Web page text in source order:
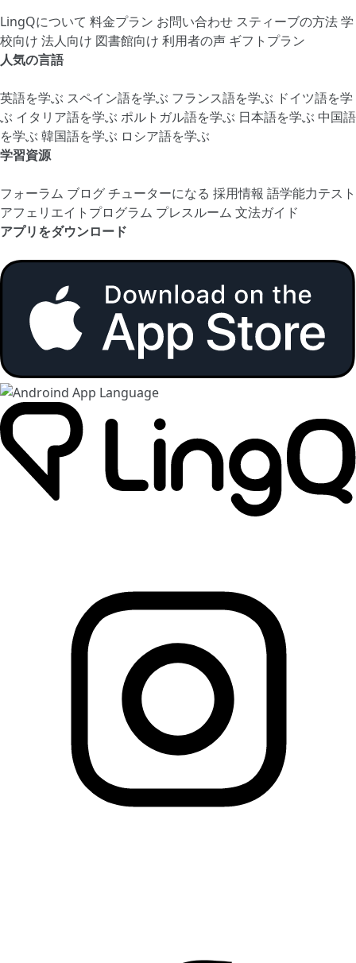
LingQについて 料金プラン お問い合わせ スティーブの方法学
校向け 法人向け 図書館向け 利用者の声 ギフトプラン
人気の言語
英語を学ぶ スペイン語を学ぶ フランス語を学ぶ ドイツ語を学
ぶ イタリア語を学ぶ ポルトガル語を学ぶ 日本語を学ぶ 中国語
を学ぶ 韓国語を学ぶ ロシア語を学ぶ
学習資源
フォーラム ブログチューターになる 採用情報 語学能力テスト
アフェリエイトプログラム プレスルーム 文法ガイド
アプリをダウンロード